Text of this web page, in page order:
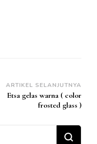
ARTIKEL SELANJUTNYA
Etsa gelas warna ( color
frosted glass )